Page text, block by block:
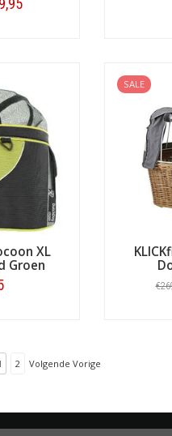
XL
Groen
SALE
2 Volgende Vorige